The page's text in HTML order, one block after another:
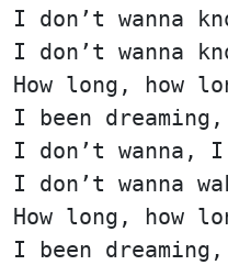
I don’t wanna
I don’t wanna
How long, how
I been dreaming,
I don’t wanna, I
I don’t wanna
How long, how
I been dreaming,